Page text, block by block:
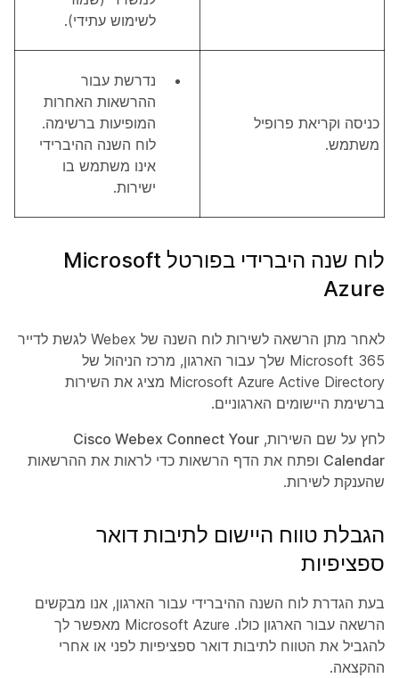
לשימוש עתידי).
כניסה וקריאת פרופיל
משתמש.
נדרשת עבור
ההרשאות האחרות
המופיעות ברשימה.
לוח השנה ההיברידי
אינו משתמש בו
ישירות.
לוח שנה היברידי בפורטל Microsoft
Azure
לאחר מתן הרשאה לשירות לוח השנה של Webex לגשת לדייר
Microsoft 365 שלך עבור הארגון, מרכז הניהול של
Microsoft Azure Active Directory מציג את השירות
ברשימת היישומים הארגוניים.
לחץ על שם השירות, Cisco Webex Connect Your
Calendar ופתח את הדף הרשאות כדי לראות את ההרשאות
שהענקת לשירות.
הגבלת טווח היישום לתיבות דואר
ספציפיות
בעת הגדרת לוח השנה ההיברידי עבור הארגון, אנו מבקשים
הרשאה עבור הארגון כולו. Microsoft Azure מאפשר לך
להגביל את הטווח לתיבות דואר ספציפיות לפני או אחרי
ההקצאה.